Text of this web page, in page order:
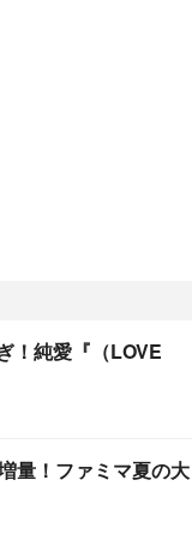
！純愛『（LOVE
量！ファミマ夏の大